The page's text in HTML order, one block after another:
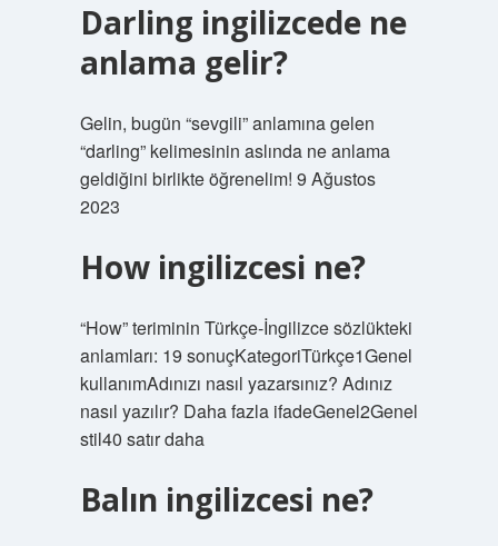
Darling ingilizcede ne
anlama gelir?
Gelin, bugün “sevgili” anlamına gelen
“darling” kelimesinin aslında ne anlama
geldiğini birlikte öğrenelim! 9 Ağustos
2023
How ingilizcesi ne?
“How” teriminin Türkçe-İngilizce sözlükteki
anlamları: 19 sonuçKategoriTürkçe1Genel
kullanımAdınızı nasıl yazarsınız? Adınız
nasıl yazılır? Daha fazla ifadeGenel2Genel
stil40 satır daha
Balın ingilizcesi ne?